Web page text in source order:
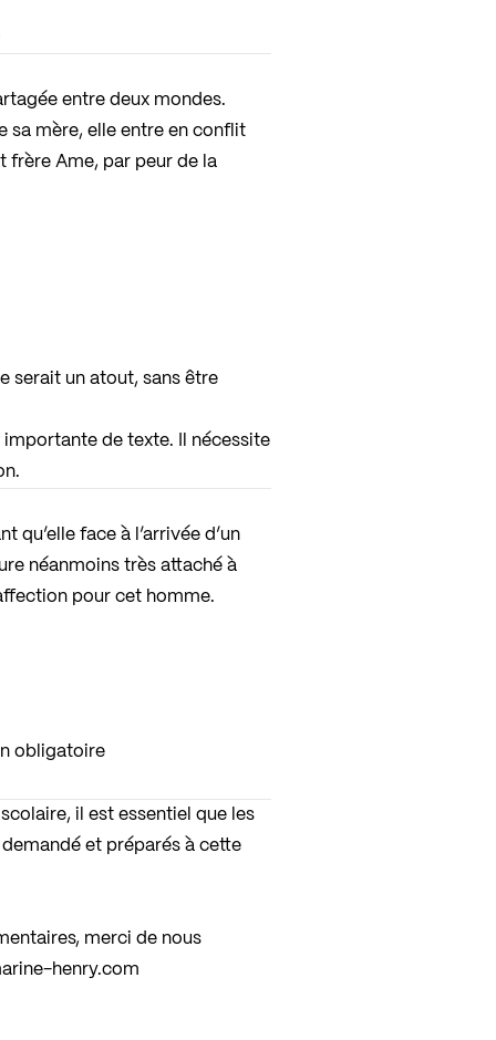
entre deux mondes.
sa mère, elle entre en conflit
frère Ame, par peur de la
serait un atout, sans être
de texte. Il nécessite
qu’elle face à l’arrivée d’un
néanmoins très attaché à
pour cet homme.
obligatoire
il est essentiel que les
et préparés à cette
merci de nous
henry.com